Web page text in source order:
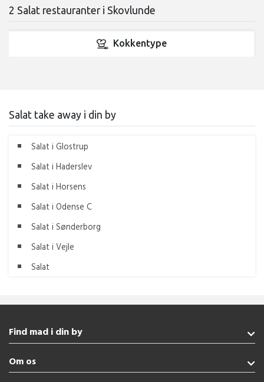
2 Salat restauranter i Skovlunde
Kokkentype
Salat take away i din by
Salat i Glostrup
Salat i Haderslev
Salat i Horsens
Salat i Odense C
Salat i Sønderborg
Salat i Vejle
Salat
Find mad i din by
Rødekro
Fredericia
Om os